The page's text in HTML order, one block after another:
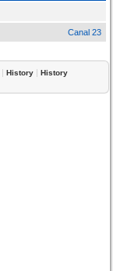
Canal 23
|History |History